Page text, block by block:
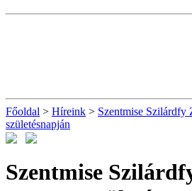
Főoldal > Híreink > Szentmise Szilárdfy
születésnapján
Szentmise